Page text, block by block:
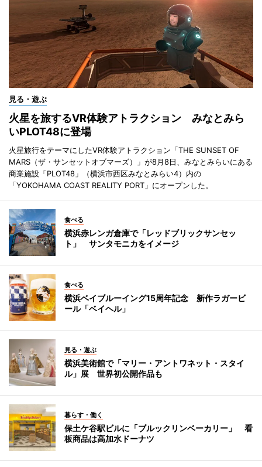
見る・遊ぶ
火星を旅するVR体験アトラクション みなとみら
いPLOT48に登場
火星旅行をテーマにしたVR体験アトラクション「THE SUNSET OF
MARS（ザ・サンセットオブマーズ）」が8月8日、みなとみらいにある
商業施設「PLOT48」（横浜市西区みなとみらい4）内の
「YOKOHAMA COAST REALITY PORT」にオープンした。
食べる
横浜赤レンガ倉庫で「レッドブリックサンセッ
ト」 サンタモニカをイメージ
食べる
横浜ベイブルーイング15周年記念 新作ラガービ
ール「ベイヘル」
見る・遊ぶ
横浜美術館で「マリー・アントワネット・スタイ
ル」展 世界初公開作品も
暮らす・働く
保土ケ谷駅ビルに「ブルックリンベーカリー」 看
板商品は高加水ドーナツ